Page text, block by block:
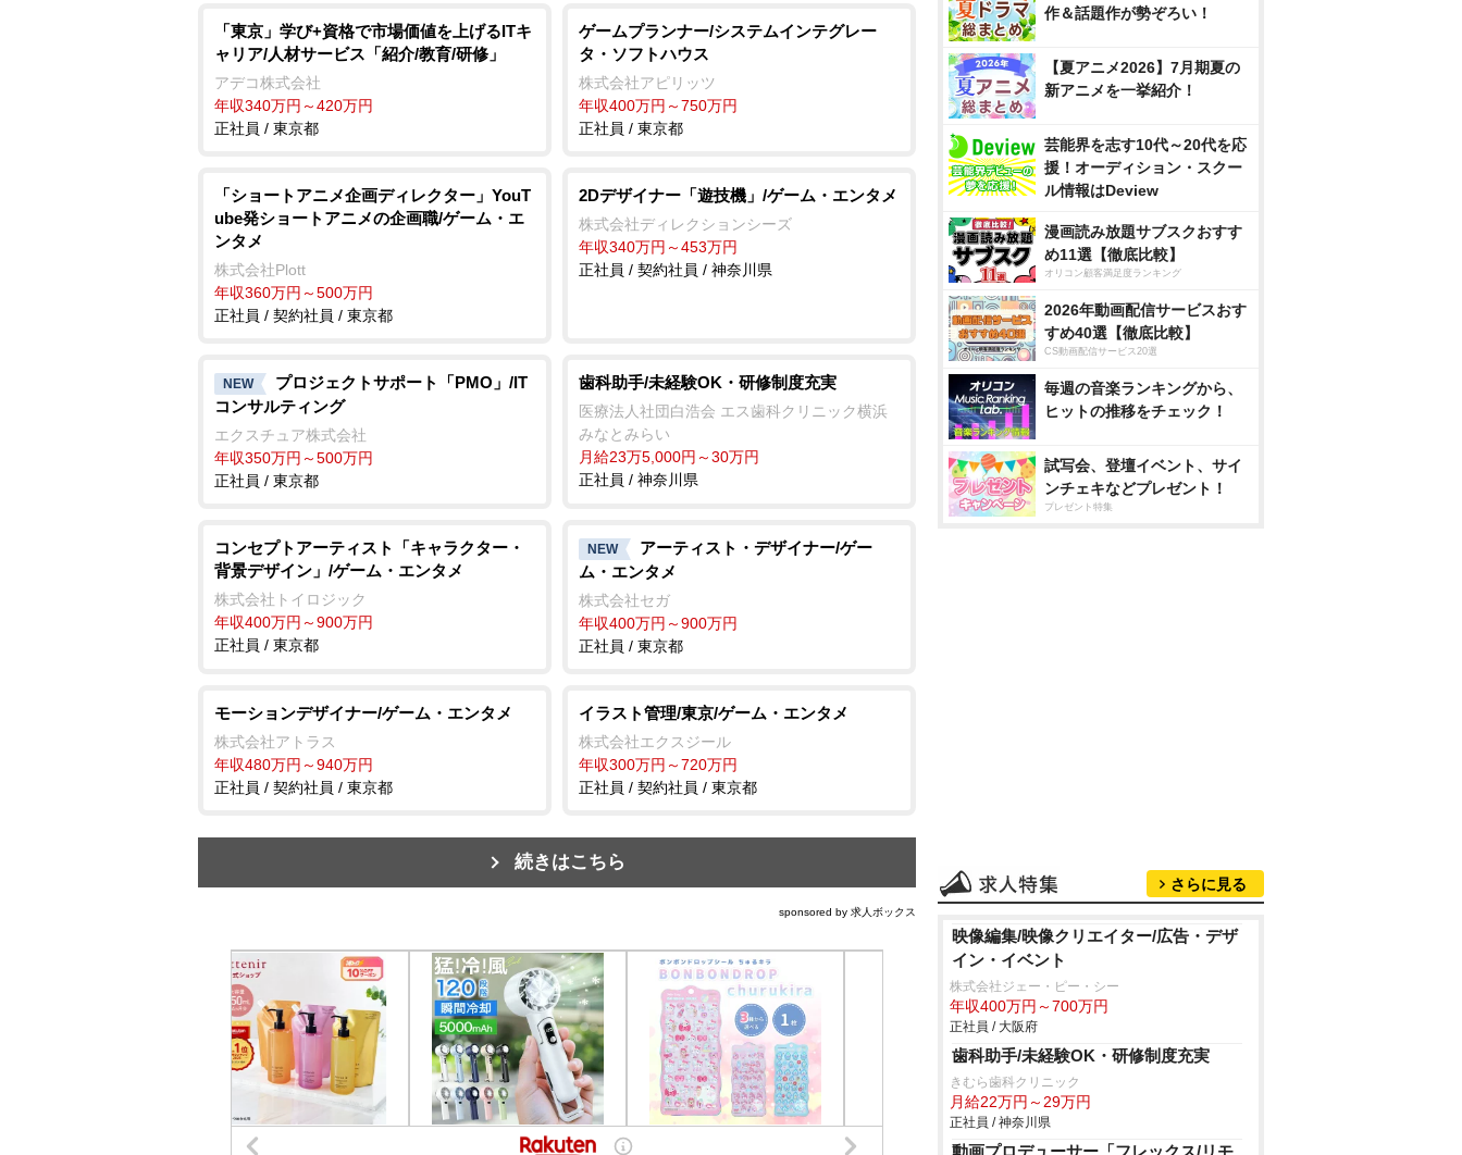
t
「東京」学び+資格で市場価値を上げるITキ
ャリア/人材サービス「紹介/教育/研修」
アデコ株式会社
年収340万円～420万円
正社員 / 東京都
ゲームプランナー/システムインテグレー
タ・ソフトハウス
株式会社アピリッツ
年収400万円～750万円
正社員 / 東京都
「ショートアニメ企画ディレクター」YouT
ube発ショートアニメの企画職/ゲーム・エ
ンタメ
株式会社Plott
年収360万円～500万円
正社員 / 契約社員 / 東京都
2Dデザイナー「遊技機」/ゲーム・エンタメ
株式会社ディレクションシーズ
年収340万円～453万円
正社員 / 契約社員 / 神奈川県
NEW
プロジェクトサポート「PMO」/IT
コンサルティング
エクスチュア株式会社
年収350万円～500万円
正社員 / 東京都
歯科助手/未経験OK・研修制度充実
医療法人社団白浩会 エス歯科クリニック横浜
みなとみらい
月給23万5,000円～30万円
正社員 / 神奈川県
コンセプトアーティスト「キャラクター・
背景デザイン」/ゲーム・エンタメ
株式会社トイロジック
年収400万円～900万円
正社員 / 東京都
NEW
アーティスト・デザイナー/ゲー
ム・エンタメ
株式会社セガ
年収400万円～900万円
正社員 / 東京都
モーションデザイナー/ゲーム・エンタメ
株式会社アトラス
年収480万円～940万円
正社員 / 契約社員 / 東京都
イラスト管理/東京/ゲーム・エンタメ
株式会社エクスジール
年収300万円～720万円
正社員 / 契約社員 / 東京都
続きはこちら
sponsored by 求人ボックス
作＆話題作が勢ぞろい！
【夏アニメ2026】7月期夏の
新アニメを一挙紹介！
芸能界を志す10代～20代を応
援！オーディション・スクー
ル情報はDeview
漫画読み放題サブスクおすす
め11選【徹底比較】
オリコン顧客満足度ランキング
2026年動画配信サービスおす
すめ40選【徹底比較】
CS動画配信サービス20選
毎週の音楽ランキングから、
ヒットの推移をチェック！
試写会、登壇イベント、サイ
ンチェキなどプレゼント！
プレゼント特集
さらに見る
映像編集/映像クリエイター/広告・デザ
イン・イベント
株式会社ジェー・ピー・シー
年収400万円～700万円
正社員 / 大阪府
歯科助手/未経験OK・研修制度充実
きむら歯科クリニック
月給22万円～29万円
正社員 / 神奈川県
動画プロデューサー「フレックス/リモ